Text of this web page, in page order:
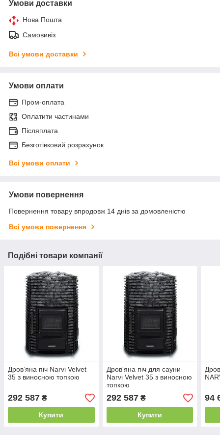
Умови доставки
Нова Пошта
Самовивіз
Всі умови доставки
Умови оплати
Пром-оплата
Оплатити частинами
Післяплата
Безготівковий розрахунок
Всі умови оплати
Умови повернення
Повернення товару впродовж 14 днів за домовленістю
Всі умови повернення
Подібні товари компанії
Дров’яна піч Narvi Velvet
35 з виносною топкою
292 587 ₴
Купити
Дров'яна піч для сауни
Narvi Velvet 35 з виносною
топкою
292 587₴
Купити
94